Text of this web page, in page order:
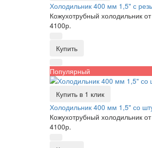
Холодильник 400 мм 1,5" с
Кожухотрубный холодильник
4100р.
Купить
Популярный
Купить в 1 клик
Холодильник 400 мм 1,5" со
Кожухотрубный холодильник
4100р.